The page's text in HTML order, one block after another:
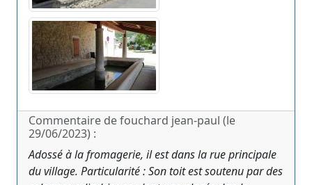
Commentaire de fouchard jean-paul (le
29/06/2023) :
Adossé à la fromagerie, il est dans la rue principale
du village. Particularité : Son toit est soutenu par des